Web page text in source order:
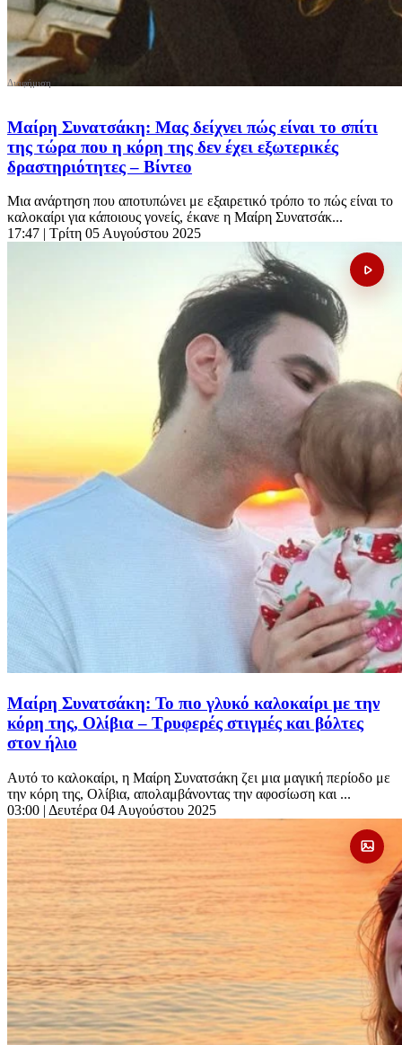
Μαίρη Συνατσάκη: Μας δείχνει πώς είναι το σπίτι
της τώρα που η κόρη της δεν έχει εξωτερικές
δραστηριότητες – Βίντεο
Μια ανάρτηση που αποτυπώνει με εξαιρετικό τρόπο το πώς είναι το
καλοκαίρι για κάποιους γονείς, έκανε η Μαίρη Συνατσάκ...
17:47 | Τρίτη 05 Αυγούστου 2025
Μαίρη Συνατσάκη: Το πιο γλυκό καλοκαίρι με την
κόρη της, Ολίβια – Τρυφερές στιγμές και βόλτες
στον ήλιο
Αυτό το καλοκαίρι, η Μαίρη Συνατσάκη ζει μια μαγική περίοδο με
την κόρη της, Ολίβια, απολαμβάνοντας την αφοσίωση και ...
03:00 | Δευτέρα 04 Αυγούστου 2025